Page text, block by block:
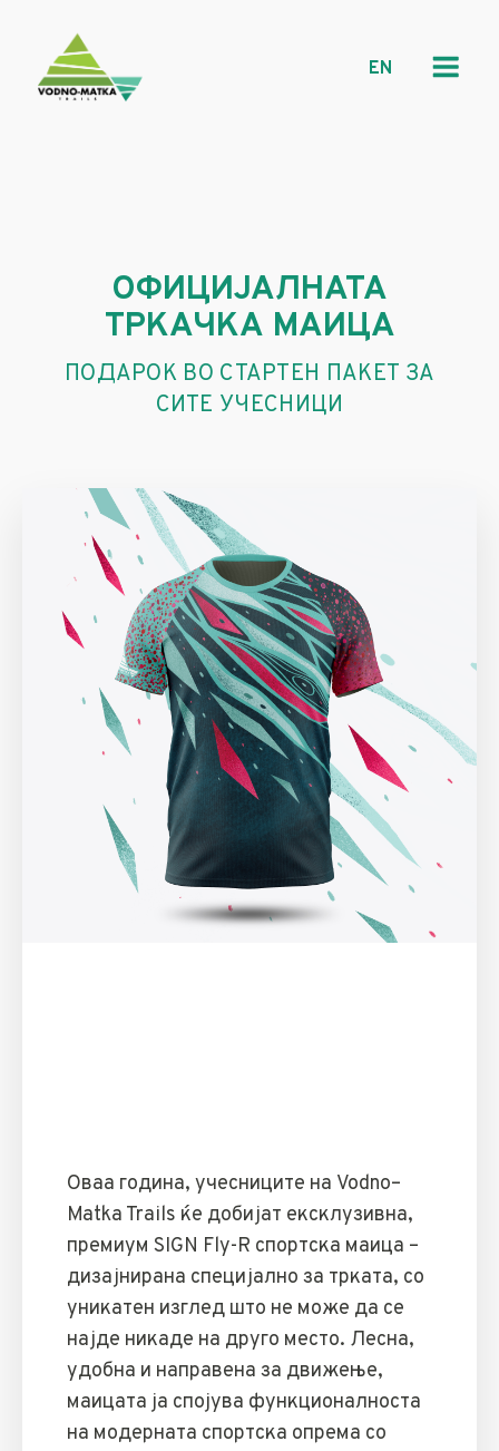
EN
ОФИЦИЈАЛНАТА
ТРКАЧКА МАИЦА
ПОДАРОК ВО СТАРТЕН ПАКЕТ ЗА
СИТЕ УЧЕСНИЦИ
Оваа година, учесниците на Vodno–
Matka Trails ќе добијат ексклузивна,
премиум SIGN Fly-R спортска маица –
дизајнирана специјално за трката, со
уникатен изглед што не може да се
најде никаде на друго место. Лесна,
удобна и направена за движење,
маицата ја спојува функционалноста
на модерната спортска опрема со